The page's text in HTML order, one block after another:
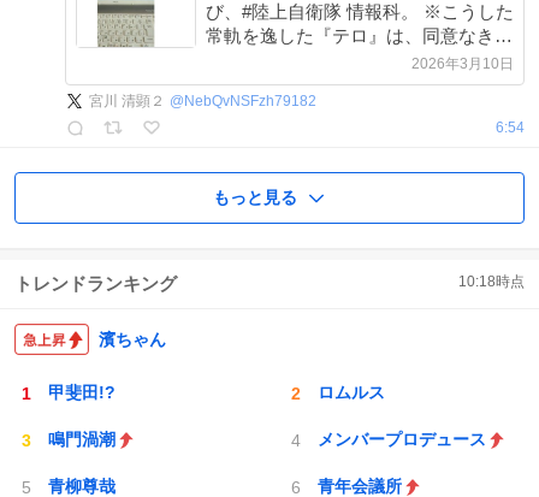
び、#陸上自衛隊 情報科。 ※こうした
常軌を逸した『テロ』は、同意なき兵
器実験（精神工学兵器）の隠蔽工作で
す。 #自衛隊 #警視庁 #警察 #ハッキ
ング #政府 #犯罪 #税金 #調布市 #狛江
2026年3月10日
宮川 清顕２ @ NebQvNSFzh79182
6:54
もっと見る
トレンドランキング 10:18時点
濱ちゃん
甲斐田!? ロムルス
鳴門渦潮 メンバープロデュース
青柳尊哉 青年会議所